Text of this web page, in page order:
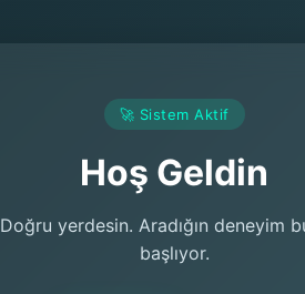
🚀 Sistem Aktif
Hoş Geldin
Doğru yerdesin. Aradığın deneyim
başlıyor.